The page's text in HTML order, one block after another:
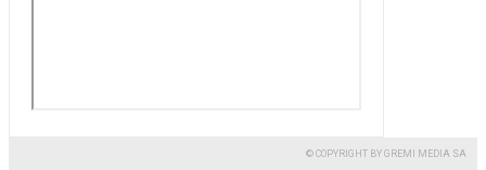
© COPYRIGHT BY GREMI MEDIA SA